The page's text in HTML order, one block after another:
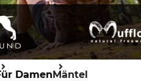
DamenMäntel